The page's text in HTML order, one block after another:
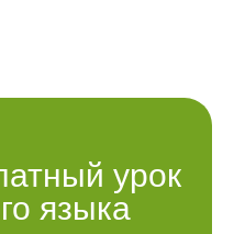
урок
языка